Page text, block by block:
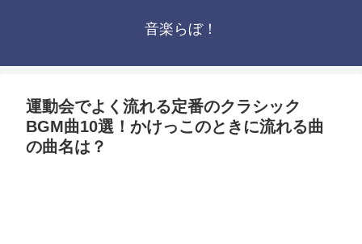
音楽らぼ！
運動会でよく流れる定番のクラシック
BGM曲10選！かけっこのときに流れる曲
の曲名は？